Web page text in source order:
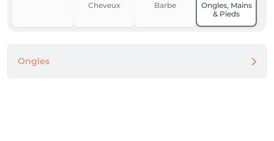
Cheveux Barbe
Ongles, Mains
& Pieds
Ongles